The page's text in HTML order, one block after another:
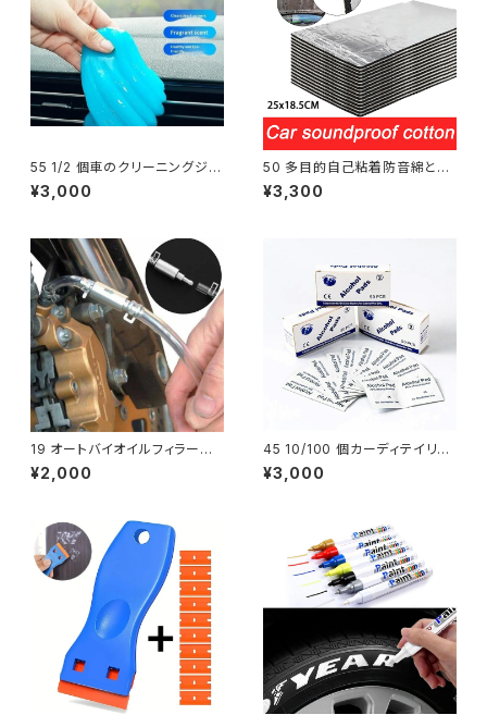
55 1/2 個車のクリーニングジェ
ルディテールツールクリーニング
ジェル車のインテリアパテクリー
¥3,000
50 多目的自己粘着防音綿とア
ルミ箔車のカバー防音とノイズ
低減 25x18.5cm 10 個
¥3,300
19 オートバイオイルフィラーチ
ューブオートバイツール油圧ブ
レーキブリーディングツールチェ
¥2,000
45 10/100 個カーディテイリン
グ使い捨てアルコール消毒綿パ
ッド洗浄ケア電話クリーニングワ
¥3,000